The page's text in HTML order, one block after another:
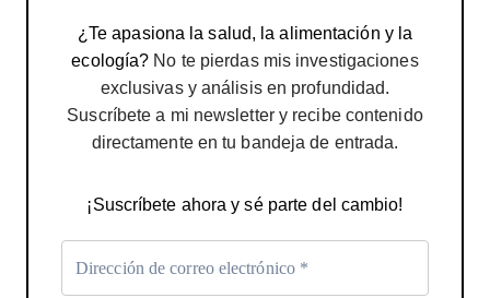
¿Te apasiona la salud, la alimentación y la
ecología? No te pierdas mis investigaciones
exclusivas y análisis en profundidad.
Suscríbete a mi newsletter y recibe contenido
directamente en tu bandeja de entrada.
¡Suscríbete ahora y sé parte del cambio!